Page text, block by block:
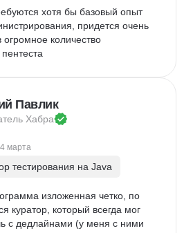
хотя бы базовый опыт
придется очень
огромное количество
Павлик
Хабра
4 марта
тестирования на Java
изложенная четко, по
куратор, который всегда мог
с дедлайнами (у меня с ними